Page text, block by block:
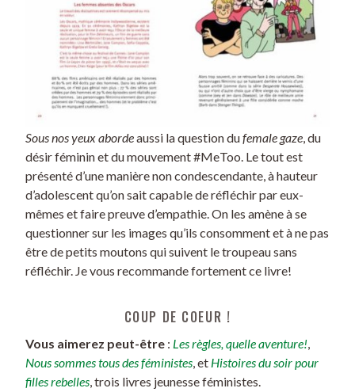
Sous nos yeux abordeaussi la question dufemale gaze , du
désir féminin et du mouvement #MeToo. Le tout est
présenté d’une manière non condescendante, à hauteur
d’adolescent qu’on sait capable de réfléchir par eux-
mêmes et faire preuve d’empathie. On les amène à se
questionner sur les images qu’ils consomment et à ne pas
être de petits moutons qui suivent le troupeau sans
réfléchir. Je vous recommande fortement ce livre!
COUP DE COEUR !
Vous aimerez peut-être : Les règles, quelle aventure!
Nous sommes tous des féministes , et Histoires du soir pour
filles rebelles , trois livres jeunesse féministes.